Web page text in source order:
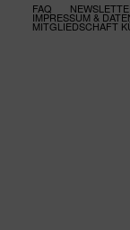
FAQ
IMPRESSUM &
MITGLIEDSCHAFT